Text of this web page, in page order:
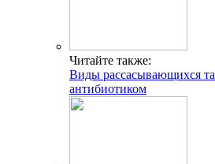
Читайте также:
Виды рассасывающихся
антибиотиком